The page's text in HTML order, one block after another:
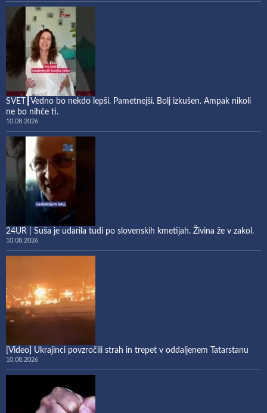
SVET┃Vedno bo nekdo lepši. Pametnejši. Bolj izkušen. Ampak nikoli
ne bo nihče ti.
10.08.2026
24UR | Suša je udarila tudi po slovenskih kmetijah. Živina že v zakol.
10.08.2026
[Video] Ukrajinci povzročili strah in trepet v oddaljenem Tatarstanu
10.08.2026